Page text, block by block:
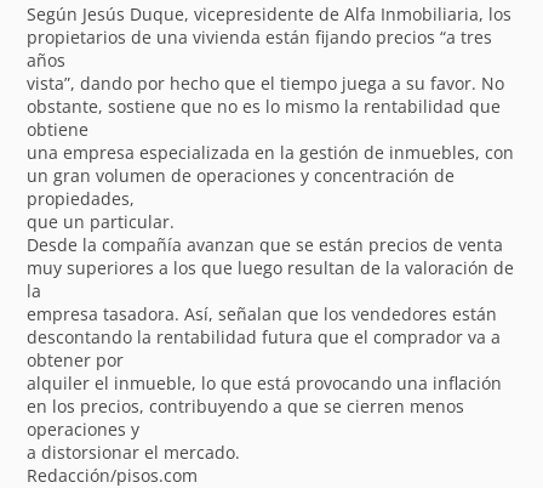
Según Jesús Duque, vicepresidente de Alfa Inmobiliaria, los
propietarios de una vivienda están fijando precios “a tres
años
vista”, dando por hecho que el tiempo juega a su favor. No
obstante, sostiene que no es lo mismo la rentabilidad que
obtiene
una empresa especializada en la gestión de inmuebles, con
un gran volumen de operaciones y concentración de
propiedades,
que un particular.
Desde la compañía avanzan que se están precios de venta
muy superiores a los que luego resultan de la valoración de
la
empresa tasadora. Así, señalan que los vendedores están
descontando la rentabilidad futura que el comprador va a
obtener por
alquiler el inmueble, lo que está provocando una inflación
en los precios, contribuyendo a que se cierren menos
operaciones y
a distorsionar el mercado.
Redacción/pisos.com